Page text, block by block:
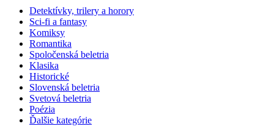
Detektívky, trilery a horory
Sci-fi a fantasy
Komiksy
Romantika
Spoločenská beletria
Klasika
Historické
Slovenská beletria
Svetová beletria
Poézia
Ďalšie kategórie